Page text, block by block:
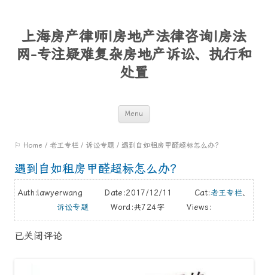
上海房产律师|房地产法律咨询|房法
网-专注疑难复杂房地产诉讼、执行和
处置
Menu
content
⚐ Home / 老王专栏 / 诉讼专题 / 遇到自如租房甲醛超标怎么办？
遇到自如租房甲醛超标怎么办？
Auth:lawyerwang Date:2017/12/11 Cat:老王专栏、
诉讼专题 Word:共724字Views:
已关闭评论